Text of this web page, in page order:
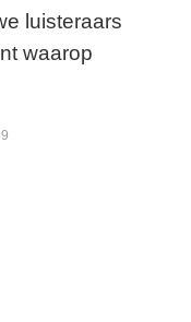
luisteraars
waarop